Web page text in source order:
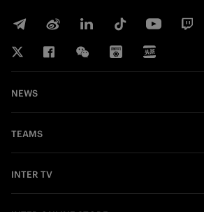
NEWS
TEAMS
INTER TV